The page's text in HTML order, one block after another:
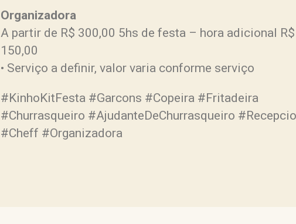
Organizadora
A partir de R$ 300,00 5hs de festa – hora adicional R$
150,00
• Serviço a definir, valor varia conforme serviço
#KinhoKitFesta #Garcons #Copeira #Fritadeira
#Churrasqueiro #AjudanteDeChurrasqueiro
#Cheff #Organizadora